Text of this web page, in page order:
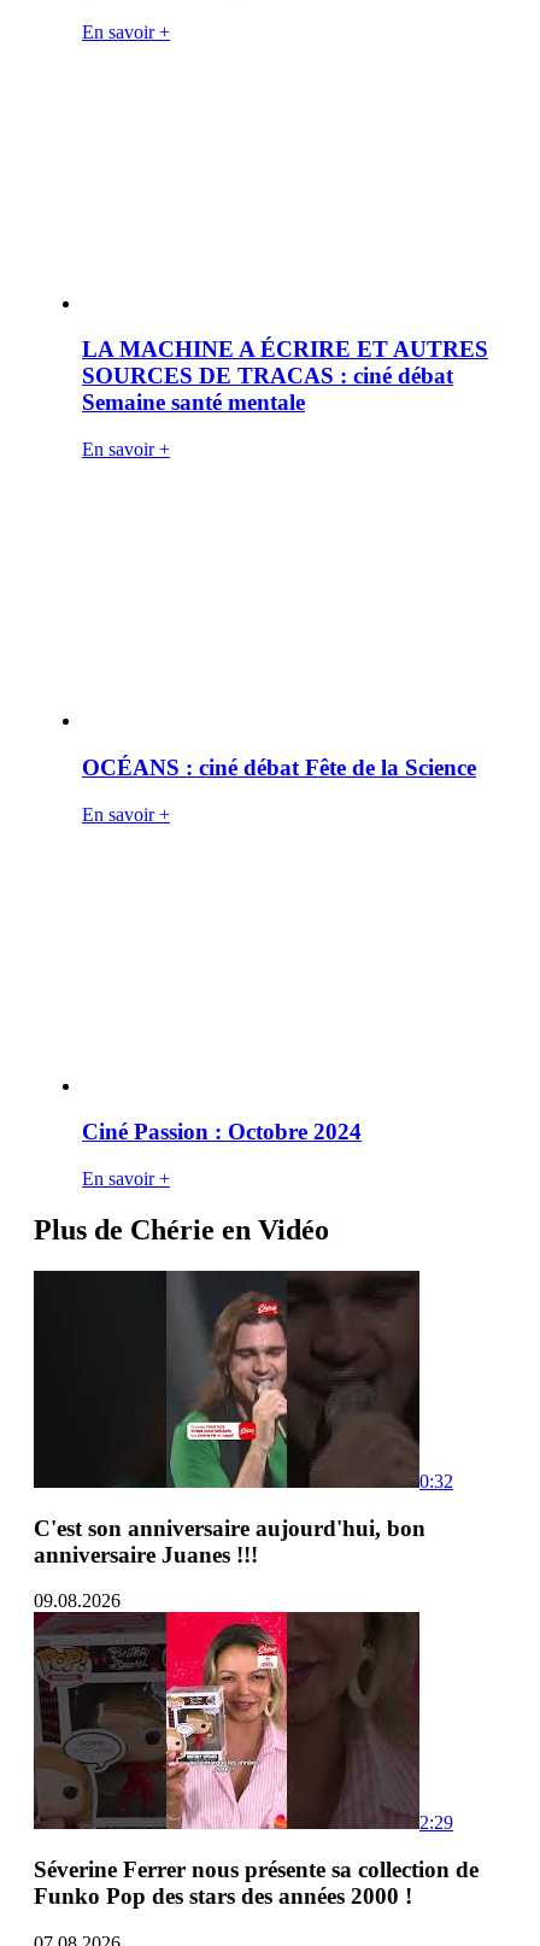
En savoir +
LA MACHINE A ÉCRIRE ET AUTRES
SOURCES DE TRACAS : ciné débat
Semaine santé mentale
En savoir +
OCÉANS : ciné débat Fête de la Science
En savoir +
Ciné Passion : Octobre 2024
En savoir +
Plus de Chérie en Vidéo
0:32
C'est son anniversaire aujourd'hui, bon
anniversaire Juanes !!!
09.08.2026
2:29
Séverine Ferrer nous présente sa collection de
Funko Pop des stars des années 2000 !